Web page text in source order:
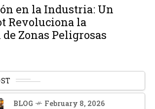
en la Industria: Un
Revoluciona la
Zonas Peligrosas
BLOG February 8, 2026